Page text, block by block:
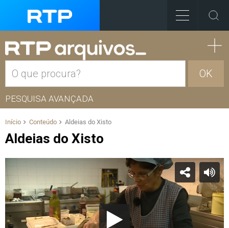
OK
PESQUISA AVANÇADA
Início Conteúdo Aldeias do Xisto
Aldeias do Xisto